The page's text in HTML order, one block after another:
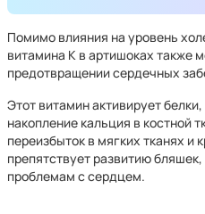
Помимо влияния на уровень
витамина К в артишоках также
предотвращении сердечных
Этот витамин активирует
накопление кальция в костной
переизбыток в мягких тканях и
препятствует развитию
проблемам с сердцем.